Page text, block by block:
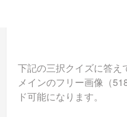
下記の三択クイズに答え
メインのフリー画像（
ド可能になります。